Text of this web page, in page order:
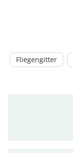
Fliegengitter